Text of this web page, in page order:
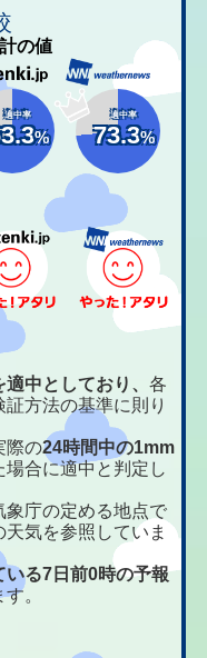
の値
適中率
%
適中率
73.3%
適中としており、各
方法の基準に則り
際の24時間中の1mm
場合に適中と判定し
庁の定める地点で
天気を参照していま
いる7日前0時の予報
。